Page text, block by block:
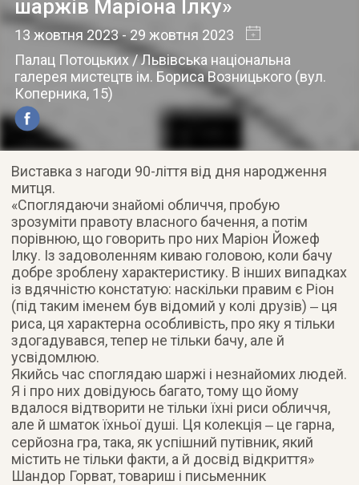
шаржів Маріона Ілку»
13 жовтня 2023- 29 жовтня 2023
Палац Потоцьких / Львівська національна
галерея мистецтв ім. Бориса Возницького (вул.
Коперника, 15)
Виставка з нагоди 90-ліття від дня народження
митця.
«Споглядаючи знайомі обличчя, пробую
зрозуміти правоту власного бачення, а потім
порівнюю, що говорить про них Маріон Йожеф
Ілку. Із задоволенням киваю головою, коли бачу
добре зроблену характеристику. В інших випадках
із вдячністю констатую: наскільки правим є Ріон
(під таким іменем був відомий у колі друзів) ‒ ця
риса, ця характерна особливість, про яку я тільки
здогадувався, тепер не тільки бачу, але й
усвідомлюю.
Якийсь час споглядаю шаржі і незнайомих людей.
Я і про них довідуюсь багато, тому що йому
вдалося відтворити не тільки їхні риси обличчя,
але й шматок їхньої душі. Ця колекція ‒ це гарна,
серйозна гра, така, як успішний путівник, який
містить не тільки факти, а й досвід відкриття»
Шандор Горват, товариш і письменник